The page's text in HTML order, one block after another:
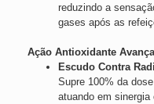
reduzindo a
gases após as
Ação Antioxidante
Escudo Contra
Supre 100% da
atuando em sinergia